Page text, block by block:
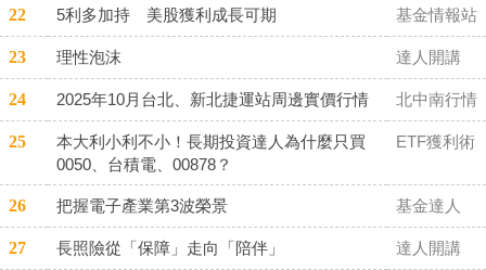
22 5利多加持 美股獲利成長可期 基金情報站
23 理性泡沫 達人開講
24 2025年10月台北、新北捷運站周邊實價行情 北中南行情
25
本大利小利不小！長期投資達人為什麼只買
0050、台積電、00878？
ETF獲利術
26 把握電子產業第3波榮景 基金達人
27 長照險從「保障」走向「陪伴」 達人開講